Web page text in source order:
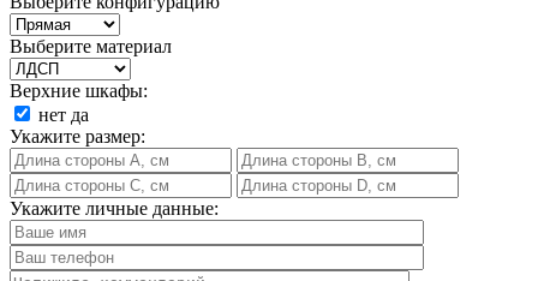
Выберите материал
Верхние шкафы:
нет да
Укажите размер:
Укажите личные данные: